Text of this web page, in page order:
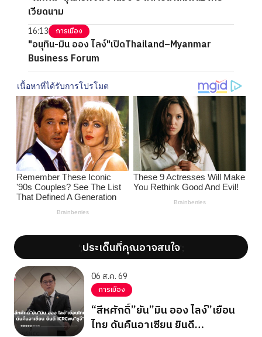
เวียดนาม
16:13 การเมือง
"อนุทิน-มิน ออง ไลง์"เปิดThailand–Myanmar
Business Forum
';ประเด็นที่คุณอาจสนใจ';
06 ส.ค. 69
การเมือง
“สีหศักดิ์”ยัน”มิน ออง ไลง์”เยือน
ไทย ดันคืนอาเซียน ยินดี